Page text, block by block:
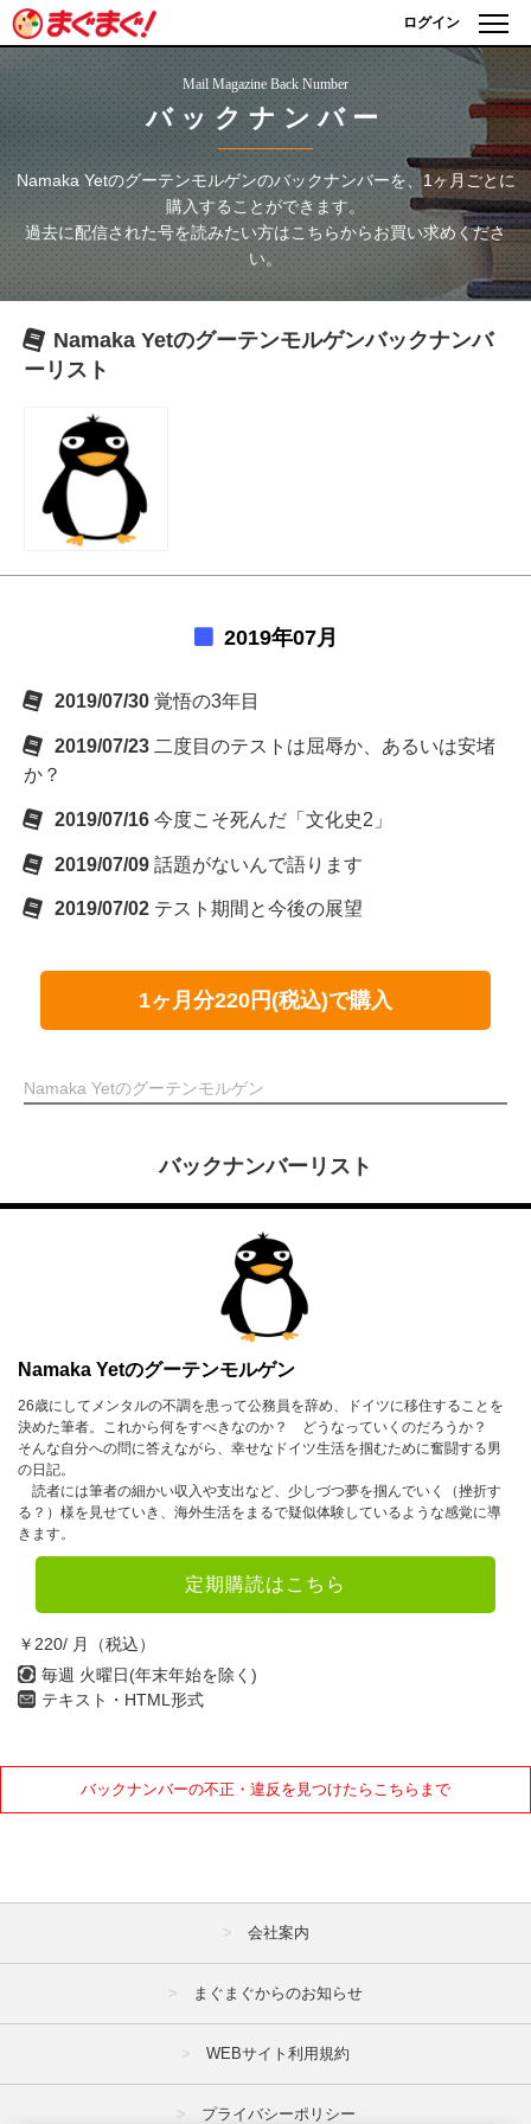
ログイン
Mail Magazine Back Number
バックナンバー
Namaka Yetのグーテンモルゲンのバックナンバーを、1ヶ月ごとに
購入することができます。
過去に配信された号を読みたい方はこちらからお買い求めくださ
い。
Namaka Yetのグーテンモルゲンバックナンバ
ーリスト
2019年07月
2019/07/30 覚悟の3年目
2019/07/23 二度目のテストは屈辱か、あるいは安堵
か？
2019/07/16 今度こそ死んだ「文化史2」
2019/07/09 話題がないんで語ります
2019/07/02 テスト期間と今後の展望
1ヶ月分220円(税込)で購入
Namaka Yetのグーテンモルゲン
バックナンバーリスト
Namaka Yetのグーテンモルゲン
26歳にしてメンタルの不調を患って公務員を辞め、ドイツに移住することを
決めた筆者。これから何をすべきなのか？ どうなっていくのだろうか？
そんな自分への問に答えながら、幸せなドイツ生活を掴むために奮闘する男
の日記。
読者には筆者の細かい収入や支出など、少しづつ夢を掴んでいく（挫折す
る？）様を見せていき、海外生活をまるで疑似体験しているような感覚に導
きます。
定期購読はこちら
￥220/ 月（税込）
毎週 火曜日(年末年始を除く)
テキスト・HTML形式
バックナンバーの不正・違反を見つけたらこちらまで
会社案内
まぐまぐからのお知らせ
WEBサイト利用規約
プライバシーポリシー